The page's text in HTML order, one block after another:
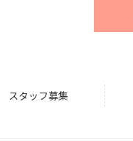
スタッフ募集